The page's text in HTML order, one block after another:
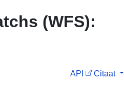
(WFS):
API Citaat